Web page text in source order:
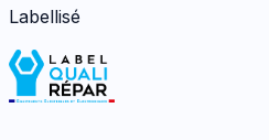
Labellisé